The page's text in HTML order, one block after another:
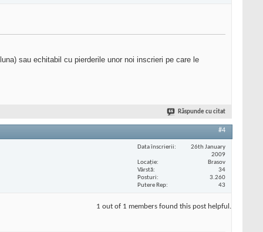
sau echitabil cu pierderile unor noi inscrieri pe care le
Răspunde cu citat
#4
Data înscrierii
26th January
2009
Locaţie
Brasov
Vârstă
34
Posturi
3.260
Putere Rep
43
1 out of 1 members found this post helpful.